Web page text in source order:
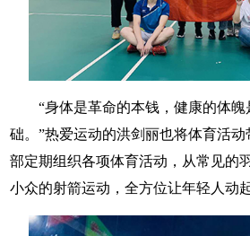
“身体是革命的本钱，健康的体
础。”热爱运动的洪剑丽也将体育活
部定期组织各项体育活动，从常见的
小众的射箭运动，全方位让年轻人动